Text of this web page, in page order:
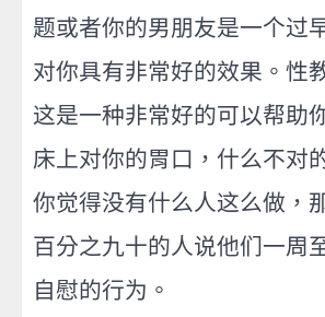
题或者你的男朋友是一个过
对你具有非常好的效果。性
这是一种非常好的可以帮助
床上对你的胃口，什么不对
你觉得没有什么人这么做，
百分之九十的人说他们一周
自慰的行为。